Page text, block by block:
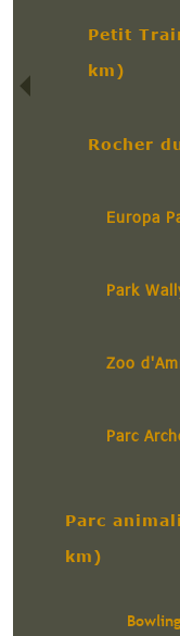
Petit
km)
Rocher
Europa
Park
Zoo
Parc
Parc
km)